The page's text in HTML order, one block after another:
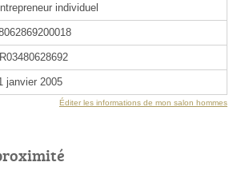
individuel
janvier 2005
Éditer les informations de mon salon hommes